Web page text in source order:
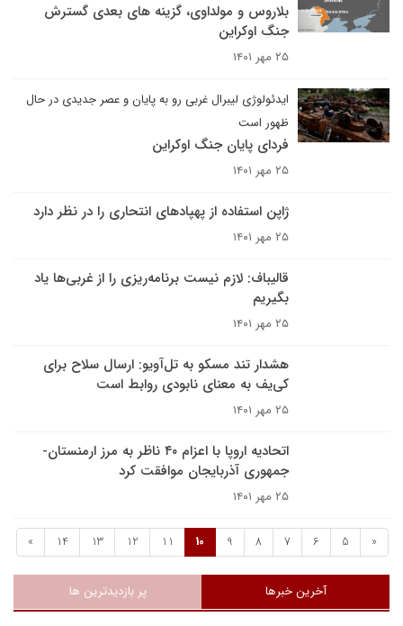
بلاروس و مولداوی، گزینه های بعدی گسترش
جنگ اوکراین
۲۵ مهر ۱۴۰۱
ایدئولوژی لیبرال غربی رو به پایان و عصر جدیدی در حال
ظهور است
فردای پایان جنگ اوکراین
۲۵ مهر ۱۴۰۱
ژاپن استفاده از پهپادهای انتحاری را در نظر دارد
۲۵ مهر ۱۴۰۱
قالیباف: لازم نیست برنامه‌ریزی را از غربی‌ها یاد
بگیریم
۲۵ مهر ۱۴۰۱
هشدار تند مسکو به تل‌آویو: ارسال سلاح برای
کی‌یف به معنای نابودی روابط است
۲۵ مهر ۱۴۰۱
اتحادیه اروپا با اعزام ۴۰ ناظر به مرز ارمنستان-
جمهوری آذربایجان موافقت کرد
۲۵ مهر ۱۴۰۱
«
5
6
7
8
9
10
11
12
13
14
»
آخرین خبرها پر بازدیدترین ها